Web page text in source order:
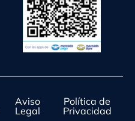
Aviso
Legal
Política de
Privacidad